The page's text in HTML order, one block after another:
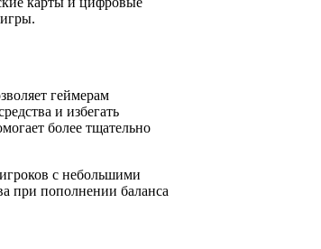
геймерам
и избегать
более тщательно
с небольшими
при пополнении баланса